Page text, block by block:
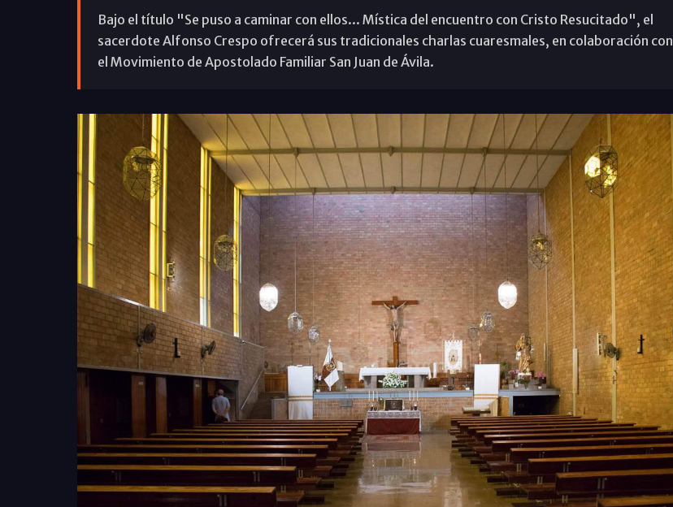
Bajo el título "Se puso a caminar con ellos... Mística del encuentro con Cristo Resucitado", el
sacerdote Alfonso Crespo ofrecerá sus tradicionales charlas cuaresmales, en colaboración con
el Movimiento de Apostolado Familiar San Juan de Ávila.